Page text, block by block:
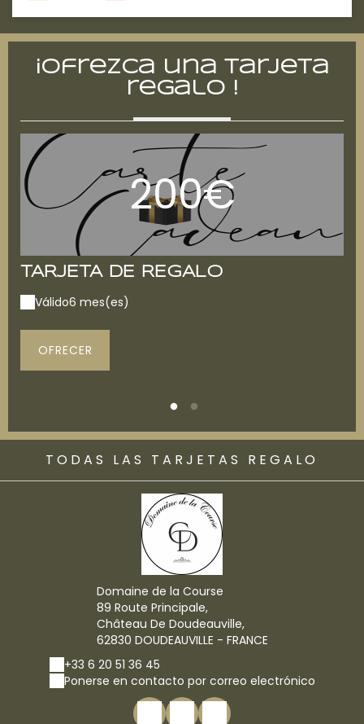
¡Ofrezca una tarjeta
regalo !
200€
TARJETA DE REGALO
Válido6 mes(es)
OFRECER
TODAS LAS TARJETAS REGALO
Domaine de la Course
89 Route Principale,
Château De Doudeauville,
62830 DOUDEAUVILLE - FRANCE
+33 6 20 51 36 45
Ponerse en contacto por correo electrónico